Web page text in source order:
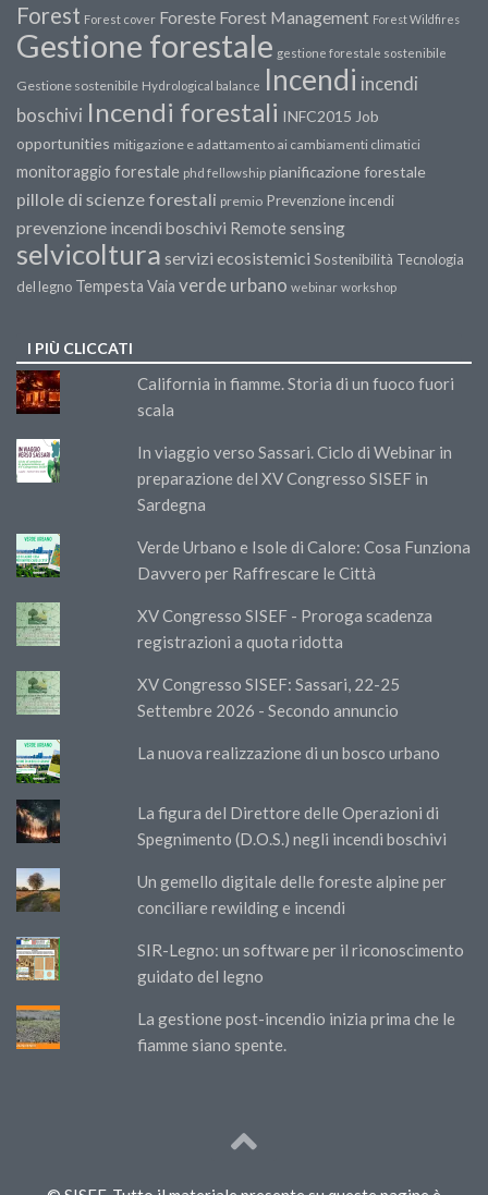
Forest Forest cover Foreste Forest Management Forest Wildfires
Gestione forestale gestione forestale sostenibile
Gestione sostenibile Hydrological balance Incendi incendi
boschivi Incendi forestali INFC2015 Job
opportunities mitigazione e adattamento ai cambiamenti climatici
monitoraggio forestale phd fellowship pianificazione forestale
pillole di scienze forestali premio Prevenzione incendi
prevenzione incendi boschivi Remote sensing
selvicoltura servizi ecosistemici Sostenibilità Tecnologia
del legno Tempesta Vaia verde urbano webinar workshop
I PIÙ CLICCATI
California in fiamme. Storia di un fuoco fuori
scala
In viaggio verso Sassari. Ciclo di Webinar in
preparazione del XV Congresso SISEF in
Sardegna
Verde Urbano e Isole di Calore: Cosa Funziona
Davvero per Raffrescare le Città
XV Congresso SISEF - Proroga scadenza
registrazioni a quota ridotta
XV Congresso SISEF: Sassari, 22-25
Settembre 2026 - Secondo annuncio
La nuova realizzazione di un bosco urbano
La figura del Direttore delle Operazioni di
Spegnimento (D.O.S.) negli incendi boschivi
Un gemello digitale delle foreste alpine per
conciliare rewilding e incendi
SIR-Legno: un software per il riconoscimento
guidato del legno
La gestione post-incendio inizia prima che le
fiamme siano spente.